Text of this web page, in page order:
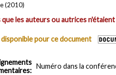
(2010)
les auteurs ou autrices
pour ce document
Numéro dans la